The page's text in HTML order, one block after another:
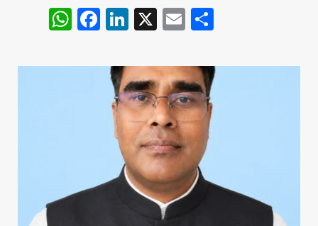
W
at
F
c
e
b
o
k
Li
k
e
dI
n
X E
ai
l
ar
e